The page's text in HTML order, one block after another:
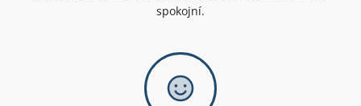
spokojní.